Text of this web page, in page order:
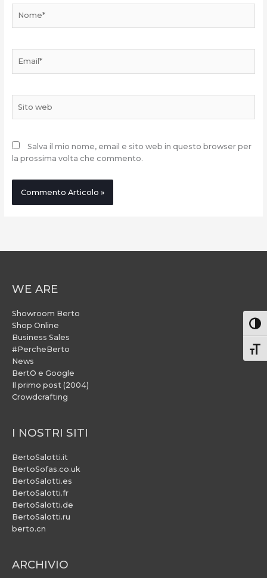
web
Salva il mio nome, email e sito web in questo browser per
la prossima volta che commento.
WE ARE
Showroom Berto
Shop Online
Business Sales
#PercheBerto
News
BertO e Google
Il primo post (2004)
Crowdcrafting
I NOSTRI SITI
BertoSalotti.it
BertoSofas.co.uk
BertoSalotti.es
BertoSalotti.fr
BertoSalotti.de
BertoSalotti.ru
berto.cn
ARCHIVIO
ARCHIVIO